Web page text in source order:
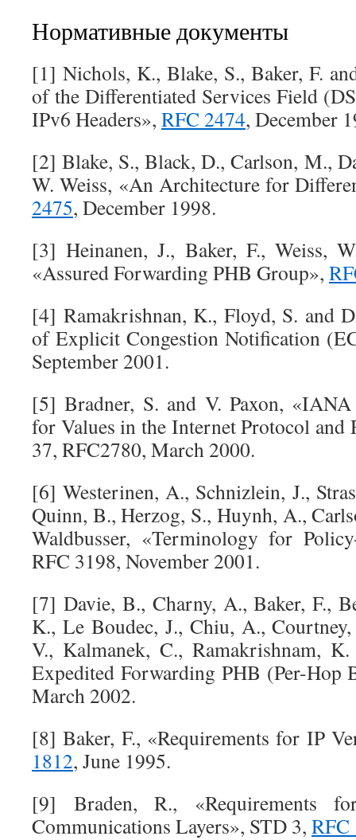
Нормативные документы
[1] Nichols, K., Blake, S., Baker, F.
of the Differentiated Services Field
IPv6 Headers», RFC 2474, December
[2] Blake, S., Black, D., Carlson, M.,
W. Weiss, «An Architecture for
2475, December 1998.
[3] Heinanen, J., Baker, F., Weiss,
«Assured Forwarding PHB Group»,
[4] Ramakrishnan, K., Floyd, S. and
of Explicit Congestion Notification
September 2001.
[5] Bradner, S. and V. Paxon,
for Values in the Internet Protocol and
37, RFC2780, March 2000.
[6] Westerinen, A., Schnizlein, J.,
Quinn, B., Herzog, S., Huynh, A.,
Waldbusser, «Terminology for
RFC 3198, November 2001.
[7] Davie, B., Charny, A., Baker, F.,
K., Le Boudec, J., Chiu, A.,
V., Kalmanek, C., Ramakrishnam,
Expedited Forwarding PHB (Per-Hop
March 2002.
[8] Baker, F., «Requirements for IP
1812, June 1995.
[9] Braden, R., «Requirements
Communications Layers», STD 3, RFC